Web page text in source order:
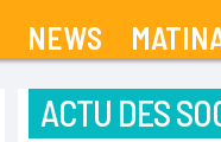
NEWS
ACTU DES